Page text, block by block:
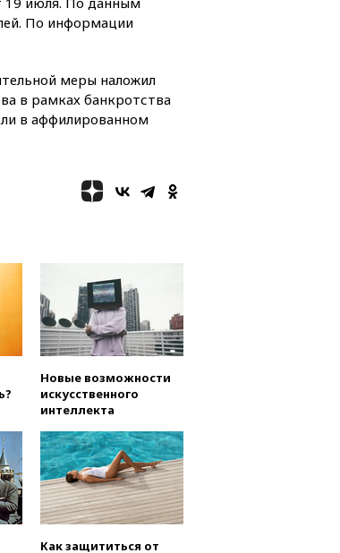
В Петербурге достроили
тоннель зеленой ветки
дня» прозвучали три
Восемь человек
WP: Трамп определился
со своим преемником
в Раменском
В Луганске при ракетном
ударе ВСУ по складу
пострадали пять человек
МВД: число
отмыванием денег, достигло
показателя
и трехлетний
погибли при падении
окна
В России с 1 сентября
билеты на
По информации
меры наложил
в рамках банкротства
в аффилированном
Новые возможности
искусственного
интеллекта
Как защититься от